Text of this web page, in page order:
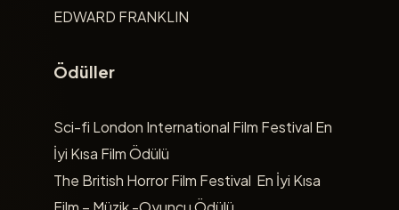
EDWARD FRANKLIN
Ödüller
Sci-fi London International Film Festival En
İyi Kısa Film Ödülü
The British Horror Film Festival En İyi Kısa